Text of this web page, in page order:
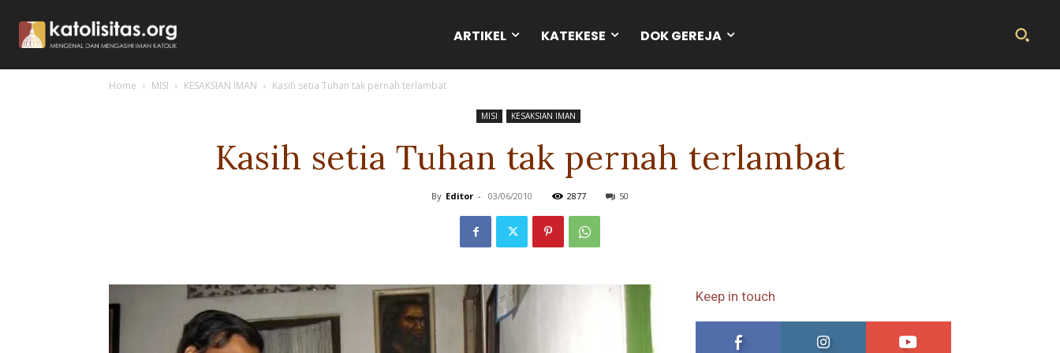
ARTIKEL KATEKESE DOK GEREJA
Home MISI KESAKSIAN IMAN Kasih setia Tuhan tak pernah terlambat
MISI KESAKSIAN IMAN
Kasih setia Tuhan tak pernah terlambat
By Editor - 03/06/2010 2877 50
Keep in touch